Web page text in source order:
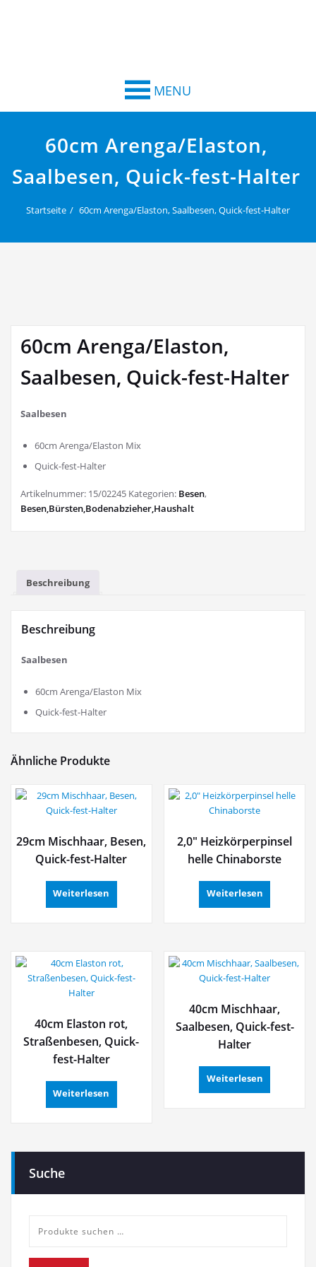
MENU
60cm Arenga/Elaston,
Saalbesen, Quick-fest-Halter
Startseite 60cm Arenga/Elaston, Saalbesen, Quick-fest-Halter
60cm Arenga/Elaston,
Saalbesen, Quick-fest-Halter
Saalbesen
60cm Arenga/Elaston Mix
Quick-fest-Halter
Artikelnummer: 15/02245 Kategorien: Besen,
Besen,Bürsten,Bodenabzieher,Haushalt
Beschreibung
Beschreibung
Saalbesen
60cm Arenga/Elaston Mix
Quick-fest-Halter
Ähnliche Produkte
29cm Mischhaar, Besen,
Quick-fest-Halter
Weiterlesen
2,0″ Heizkörperpinsel
helle Chinaborste
Weiterlesen
40cm Elaston rot,
Straßenbesen, Quick-
fest-Halter
Weiterlesen
40cm Mischhaar,
Saalbesen, Quick-fest-
Halter
Weiterlesen
Suche
nach: